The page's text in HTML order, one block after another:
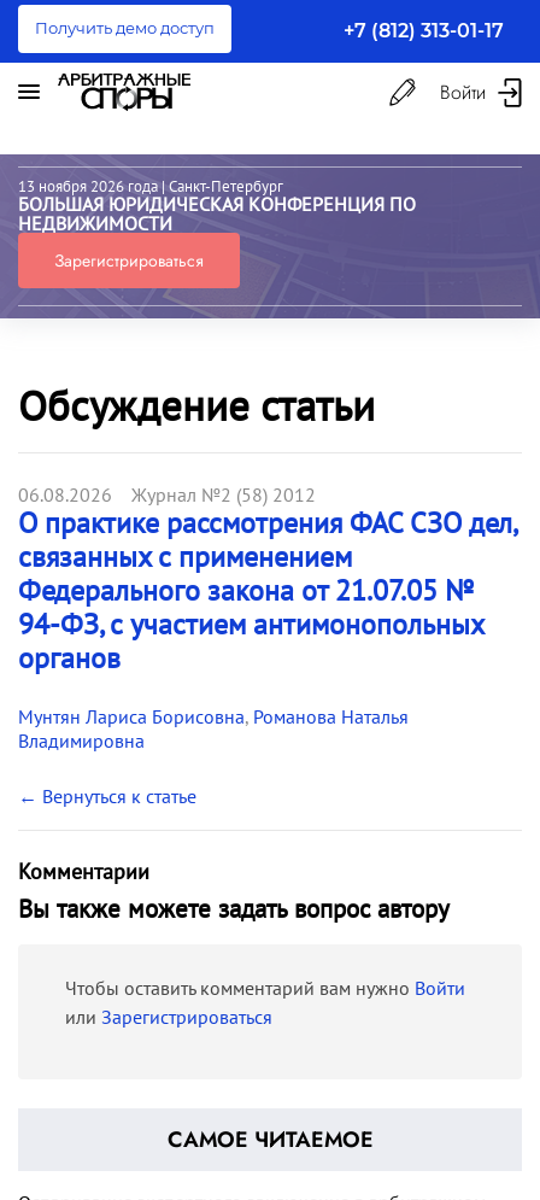
Получить демо доступ +7 (812) 313-01-17
Войти
13 ноября 2026 года | Санкт-Петербург
БОЛЬШАЯ ЮРИДИЧЕСКАЯ КОНФЕРЕНЦИЯ ПО
НЕДВИЖИМОСТИ
Зарегистрироваться
Обсуждение статьи
06.08.2026 Журнал №2 (58) 2012
О практике рассмотрения ФАС СЗО дел,
связанных с применением
Федерального закона от 21.07.05 №
94-ФЗ, с участием антимонопольных
органов
Мунтян Лариса Борисовна, Романова Наталья
Владимировна
← Вернуться к статье
Комментарии
Вы также можете задать вопрос автору
Чтобы оставить комментарий вам нужно Войти
или Зарегистрироваться
САМОЕ ЧИТАЕМОЕ